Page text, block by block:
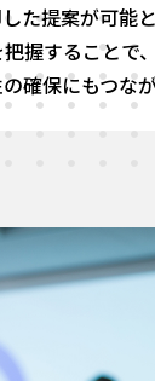
た提案が可能
握することで
確保にもつな